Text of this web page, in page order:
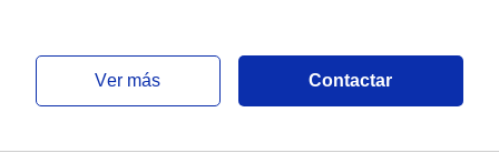
ver más Contactar